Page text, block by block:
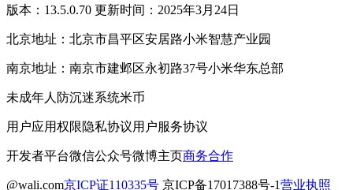
版本：13.5.0.70 更新时间：2025年3月24日
北京地址：北京市昌平区安居路小米智慧产业园
南京地址：南京市建邺区永初路37号小米华东总部
未成年人防沉迷系统米币
用户应用权限隐私协议用户服务协议
开发者平台微信公众号微博主页商务合作
@wali.com京ICP证110335号 京ICP备17017388号-1营业执照